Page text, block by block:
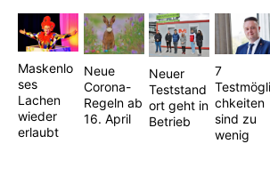
Maskenlo
ses
Lachen
wieder
erlaubt
Neue
Corona-
Regeln ab
16. April
Neuer
Teststand
ort geht in
Betrieb
7
Testmögli
chkeiten
sind zu
wenig